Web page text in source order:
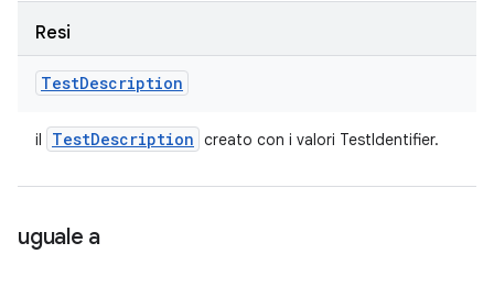
Resi
TestDescription
il TestDescription creato con i valori TestIdentifier.
uguale a